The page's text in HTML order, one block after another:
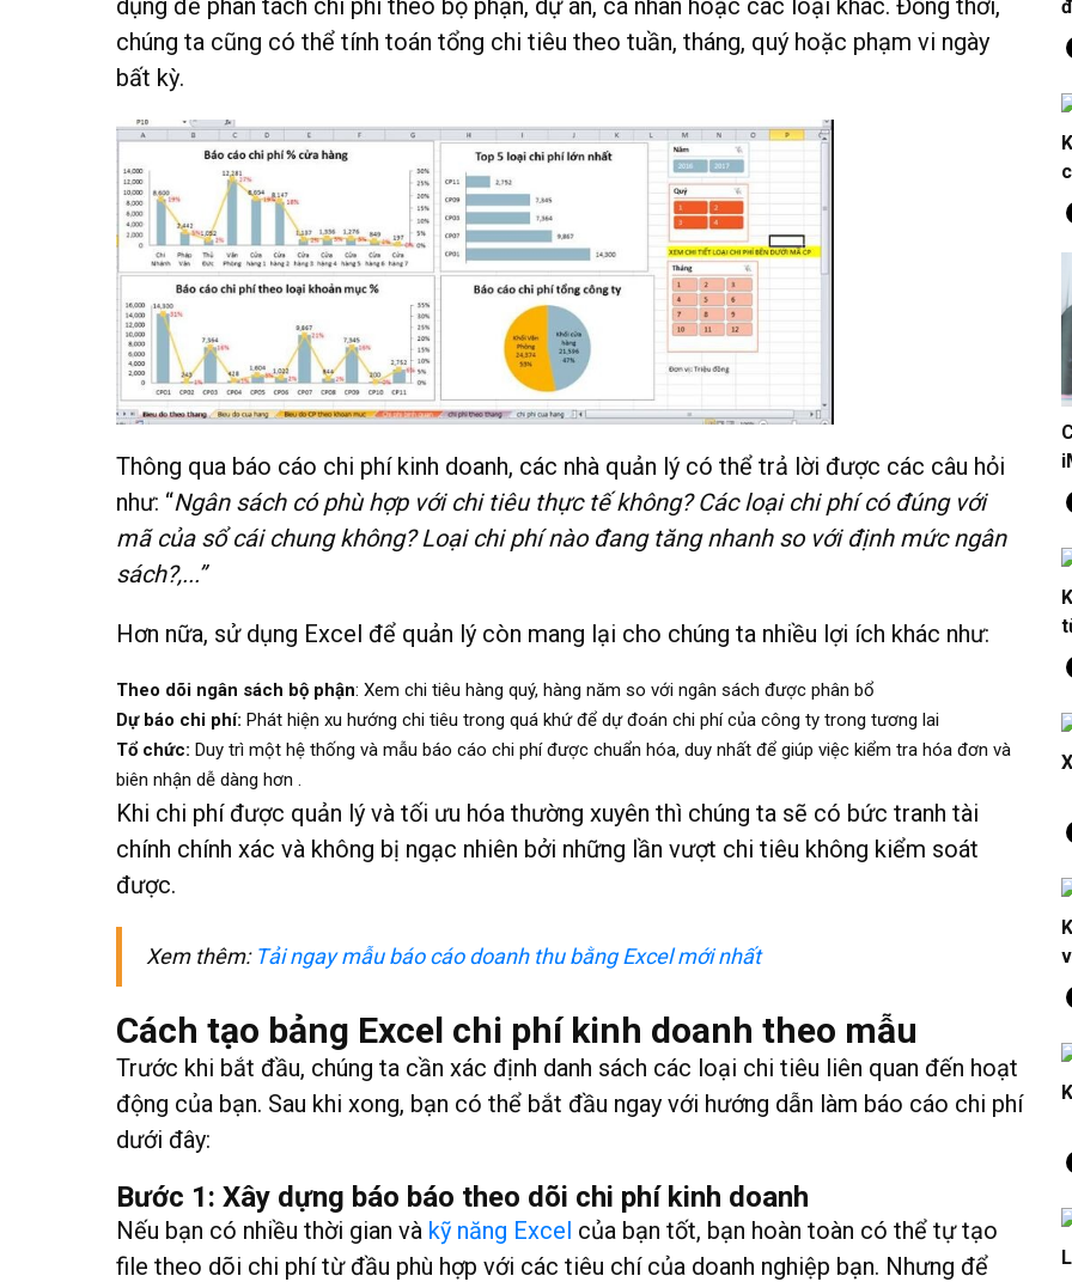
dụng để phân tách chi phí theo bộ phận, dự án, cá nhân hoặc các loại khác. Đồng thời,
chúng ta cũng có thể tính toán tổng chi tiêu theo tuần, tháng, quý hoặc phạm vi ngày
bất kỳ.
Thông qua báo cáo chi phí kinh doanh, các nhà quản lý có thể trả lời được các câu hỏi
như: “Ngân sách có phù hợp với chi tiêu thực tế không? Các loại chi phí có đúng với
mã của sổ cái chung không? Loại chi phí nào đang tăng nhanh so với định mức ngân
sách?,...”
Hơn nữa, sử dụng Excel để quản lý còn mang lại cho chúng ta nhiều lợi ích khác như:
Theo dõi ngân sách bộ phận: Xem chi tiêu hàng quý, hàng năm so với ngân sách được phân bổ
Dự báo chi phí: Phát hiện xu hướng chi tiêu trong quá khứ để dự đoán chi phí của công ty trong tương lai
Tổ chức: Duy trì một hệ thống và mẫu báo cáo chi phí được chuẩn hóa, duy nhất để giúp việc kiểm tra hóa đơn và
biên nhận dễ dàng hơn .
Khi chi phí được quản lý và tối ưu hóa thường xuyên thì chúng ta sẽ có bức tranh tài
chính chính xác và không bị ngạc nhiên bởi những lần vượt chi tiêu không kiểm soát
được.
Xem thêm: Tải ngay mẫu báo cáo doanh thu bằng Excel mới nhất
Cách tạo bảng Excel chi phí kinh doanh theo mẫu
Trước khi bắt đầu, chúng ta cần xác định danh sách các loại chi tiêu liên quan đến hoạt
động của bạn. Sau khi xong, bạn có thể bắt đầu ngay với hướng dẫn làm báo cáo chi phí
dưới đây:
Bước 1: Xây dựng báo báo theo dõi chi phí kinh doanh
Nếu bạn có nhiều thời gian và kỹ năng Excel của bạn tốt, bạn hoàn toàn có thể tự tạo
file theo dõi chi phí từ đầu phù hợp với các tiêu chí của doanh nghiệp bạn. Nhưng để